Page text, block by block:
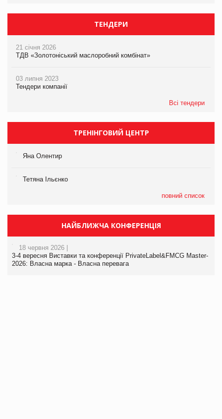
ТЕНДЕРИ
21 січня 2026
ТДВ «Золотоніський маслоробний комбінат»
03 липня 2023
Тендери компанії
Всі тендери
ТРЕНІНГОВИЙ ЦЕНТР
Яна Олентир
Тетяна Ільєнко
повний список
НАЙБЛИЖЧА КОНФЕРЕНЦІЯ
18 червня 2026 |
3-4 вересня Виставки та конференції PrivateLabel&FMCG Master-
2026: Власна марка - Власна перевага